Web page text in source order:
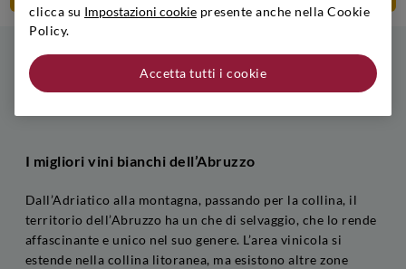
ABRUZZO
I migliori vini bianchi dell’Abruzzo
Dall’Adriatico alla montagna, passando per la collina, il
territorio dell’Abruzzo ha un che di selvaggio, che lo rende
affascinante e unico nel suo genere. L’area vinicola si
estende nella collina litoranea, ma esistono altre zone
clicca su Impostazioni cookie presente anche nella Cookie
Policy.
Accetta tutti i cookie